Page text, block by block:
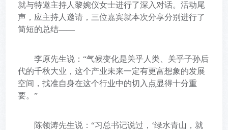
就与特邀主持人黎婉仪女士进行了深入对话。活动尾
声，应主持人邀请，三位嘉宾就本次分享分别进行了
简短的总结——
李原先生说：“气候变化是关乎人类、关乎子孙后
代的千秋大业，这个产业未来一定有更富想象的发展
空间，找准自身在这个行业中的切入点显得十分重
要。”
陈领涛先生说：“习总书记说过，‘绿水青山，就